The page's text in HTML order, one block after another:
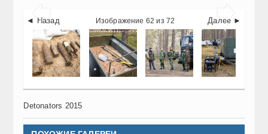
 
◄ Назад Далее ►
Изображение 62 из 72
Detonators 2015